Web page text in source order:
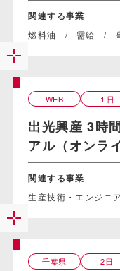
関連する事業
燃料油 需給
WEB １日
出光興産 3時
アル（オンラ
関連する事業
生産技術・エンジニ
千葉県 2日